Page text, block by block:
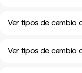
Ver tipos de cambio
Ver tipos de cambio